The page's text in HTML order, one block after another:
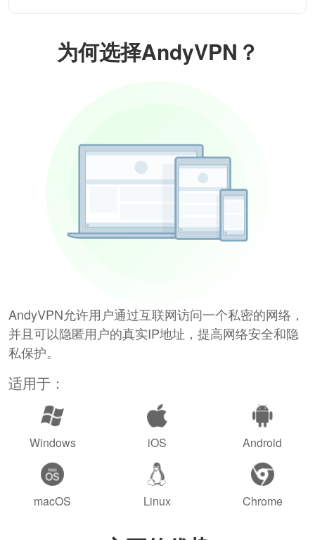
为何选择AndyVPN？
AndyVPN允许用户通过互联网访问一个私密的网络，
并且可以隐匿用户的真实IP地址，提高网络安全和隐
私保护。
适用于：
Windows iOS Android
macOS Linux Chrome